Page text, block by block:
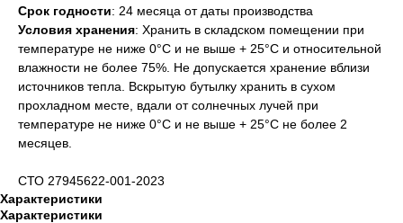
Срок годности: 24 месяца от даты производства
Условия хранения: Хранить в складском помещении при
температуре не ниже 0°С и не выше + 25°С и относительной
влажности не более 75%. Не допускается хранение вблизи
источников тепла. Вскрытую бутылку хранить в сухом
прохладном месте, вдали от солнечных лучей при
температуре не ниже 0°С и не выше + 25°С не более 2
месяцев.
СТО 27945622-001-2023
Характеристики
Характеристики